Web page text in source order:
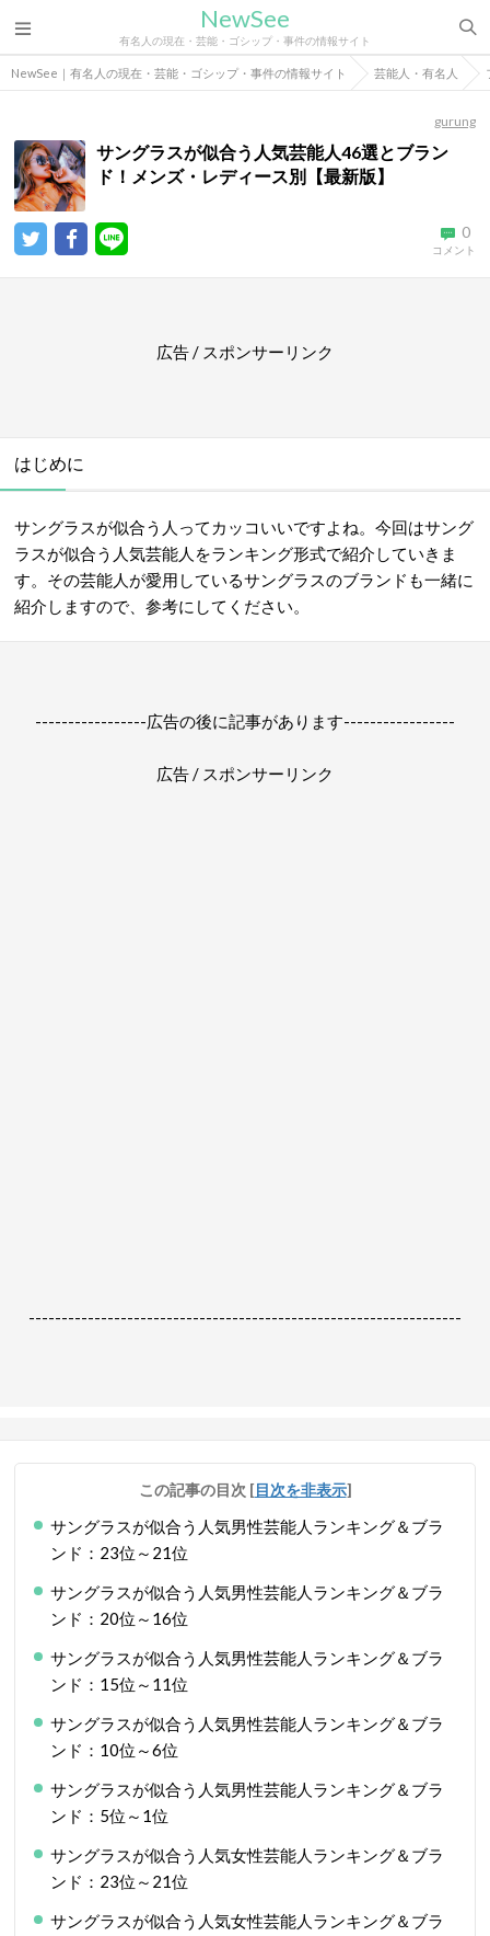
NewSee
有名人の現在・芸能・ゴシップ・事件の情報サイト
NewSee｜有名人の現在・芸能・ゴシップ・事件の情報サイト 芸能人・有名人
gurung
サングラスが似合う人気芸能人46選とブラン
ド！メンズ・レディース別【最新版】
0
コメント
広告 / スポンサーリンク
はじめに
サングラスが似合う人ってカッコいいですよね。今回はサング
ラスが似合う人気芸能人をランキング形式で紹介していきま
す。その芸能人が愛用しているサングラスのブランドも一緒に
紹介しますので、参考にしてください。
-----------------広告の後に記事があります-----------------
広告 / スポンサーリンク
------------------------------------------------------------------
この記事の目次 [目次を非表示]
サングラスが似合う人気男性芸能人ランキング＆ブラ
ンド：23位～21位
サングラスが似合う人気男性芸能人ランキング＆ブラ
ンド：20位～16位
サングラスが似合う人気男性芸能人ランキング＆ブラ
ンド：15位～11位
サングラスが似合う人気男性芸能人ランキング＆ブラ
ンド：10位～6位
サングラスが似合う人気男性芸能人ランキング＆ブラ
ンド：5位～1位
サングラスが似合う人気女性芸能人ランキング＆ブラ
ンド：23位～21位
サングラスが似合う人気女性芸能人ランキング＆ブラ